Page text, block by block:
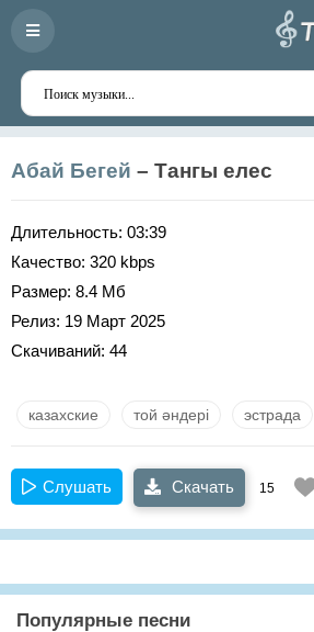
Абай Бегей – Тангы елес
Длительность: 03:39
Качество: 320 kbps
Размер: 8.4 Мб
Релиз: 19 Март 2025
Скачиваний: 44
казахские той әндері эстрада
Слушать Скачать 15
Популярные песни